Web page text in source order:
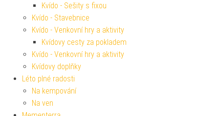
Kvído - Sešity s fixou
Kvído - Stavebnice
Kvído - Venkovní hry a aktivity
Kvídovy cesty za pokladem
Kvído - Venkovní hry a aktivity
Kvídovy doplňky
Léto plné radosti
Na kempování
Na ven